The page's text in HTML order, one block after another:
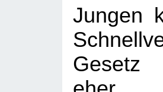
Jungen
Gesetz